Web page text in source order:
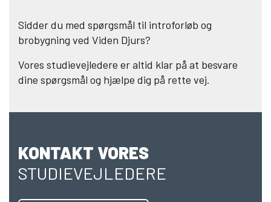
Sidder du med spørgsmål til introforløb og
brobygning ved Viden Djurs?
Vores studievejledere er altid klar på at besvare
dine spørgsmål og hjælpe dig på rette vej.
KONTAKT VORES
STUDIEVEJLEDERE